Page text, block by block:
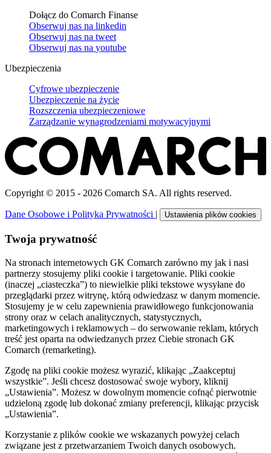
Dołącz do Comarch Finanse
Obserwuj nas na linkedin
Obserwuj nas na tweet
Obserwuj nas na youtube
Ubezpieczenia
Cyfrowe ubezpieczenie
Ubezpieczenie na życie
Rozszczenia ubezpieczeniowe
Zarządzanie wynagrodzeniami motywacyjnymi
Copyright © 2015 - 2026 Comarch SA. All rights reserved.
Dane Osobowe i Polityka Prywatności | Ustawienia plików cookies
Twoja prywatność
Na stronach internetowych GK Comarch zarówno my jak i nasi
partnerzy stosujemy pliki cookie i targetowanie. Pliki cookie
(inaczej „ciasteczka”) to niewielkie pliki tekstowe wysyłane do
przeglądarki przez witrynę, którą odwiedzasz w danym momencie.
Stosujemy je w celu zapewnienia prawidłowego funkcjonowania
strony oraz w celach analitycznych, statystycznych,
marketingowych i reklamowych – do serwowanie reklam, których
treść jest oparta na odwiedzanych przez Ciebie stronach GK
Comarch (remarketing).
Zgodę na pliki cookie możesz wyrazić, klikając „Zaakceptuj
wszystkie”. Jeśli chcesz dostosować swoje wybory, kliknij
„Ustawienia”. Możesz w dowolnym momencie cofnąć pierwotnie
udzieloną zgodę lub dokonać zmiany preferencji, klikając przycisk
„Ustawienia”.
Korzystanie z plików cookie we wskazanych powyżej celach
związane jest z przetwarzaniem Twoich danych osobowych.